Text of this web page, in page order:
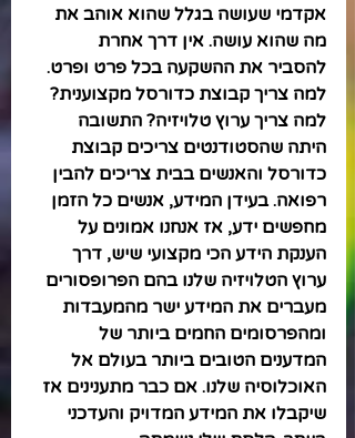
אקדמי שעושה בגלל שהוא אוהב את
מה שהוא עושה. אין דרך אחרת
להסביר את ההשקעה בכל פרט ופרט.
למה צריך קבוצת כדורסל מקצוענית?
למה צריך ערוץ טלויזיה? התשובה
היתה שהסטודנטים צריכים קבוצת
כדורסל והאנשים בבית צריכים להבין
רפואה. בעידן המידע, אנשים כל הזמן
מחפשים ידע, אז אנחנו אמונים על
הענקת הידע הכי מקצועי שיש, דרך
ערוץ הטלויזיה שלנו בהם הפרופסורים
מעברים את המידע ישר מהמעבדות
ומהפרסומים החמים ביותר של
המדענים הטובים ביותר בעולם אל
האוכלוסיה שלנו. אם כבר מתענינים אז
שיקבלו את המידע המדויק והעדכני